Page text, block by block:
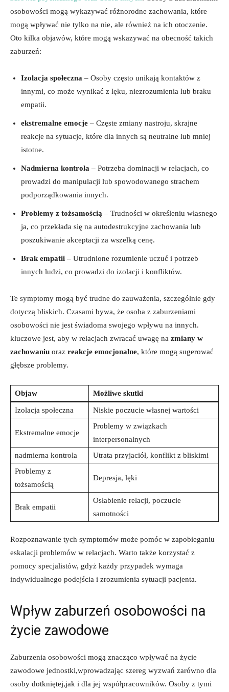
osobowości ⁤mogą wykazywać różnorodne zachowania, które
mogą wpływać nie tylko na nie, ale również na ich⁣ otoczenie.
Oto⁢ kilka objawów,⁤ które ‌mogą wskazywać na obecność takich
zaburzeń:
Izolacja⁢ społeczna – Osoby często unikają kontaktów z
innymi, co może wynikać z‌ lęku, niezrozumienia lub braku
empatii.
ekstremalne emocje – Częste zmiany nastroju, skrajne
⁣reakcje na sytuacje, które ⁣dla innych są neutralne lub mniej
istotne.
Nadmierna kontrola ‌– Potrzeba⁢ dominacji w relacjach, co
prowadzi​ do manipulacji​ lub ⁣spowodowanego ‌strachem
podporządkowania⁤ innych.
Problemy⁢ z tożsamością – Trudności w określeniu własnego‍
ja, co przekłada się na ⁢autodestrukcyjne ⁣zachowania ⁢lub
poszukiwanie akceptacji za wszelką cenę.
Brak empatii – Utrudnione rozumienie uczuć i ⁤potrzeb
innych⁤ ludzi, co prowadzi do izolacji i konfliktów.
Te symptomy mogą być trudne do⁣ zauważenia, szczególnie gdy
dotyczą bliskich. Czasami bywa,⁤ że osoba z ‌zaburzeniami
osobowości nie ⁤jest świadoma swojego wpływu ​na innych.
kluczowe jest, aby w relacjach zwracać‌ uwagę na zmiany w‍
zachowaniu oraz reakcje emocjonalne, które ⁤mogą sugerować
głębsze problemy.
Objaw Możliwe ⁤skutki
Izolacja⁤ społeczna Niskie poczucie własnej wartości
Ekstremalne emocje
Problemy w związkach
interpersonalnych
nadmierna ​kontrola
Utrata przyjaciół, konflikt z bliskimi
Problemy z
tożsamością
Depresja, lęki
Brak empatii
Osłabienie relacji, poczucie
samotności
Rozpoznawanie tych symptomów może​ pomóc w ⁢zapobieganiu
eskalacji problemów w relacjach.⁣ Warto także korzystać z
pomocy specjalistów, gdyż każdy przypadek wymaga
indywidualnego podejścia i zrozumienia sytuacji pacjenta.
Wpływ zaburzeń osobowości na
⁤życie zawodowe
Zaburzenia osobowości mogą znacząco wpływać na ⁣życie
zawodowe jednostki,wprowadzając szereg ‍wyzwań zarówno dla
osoby dotkniętej,jak⁢ i dla jej współpracowników. Osoby z tymi